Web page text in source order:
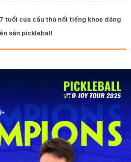
tuổi của cầu thủ nổi tiếng khoe dáng
sân pickleball